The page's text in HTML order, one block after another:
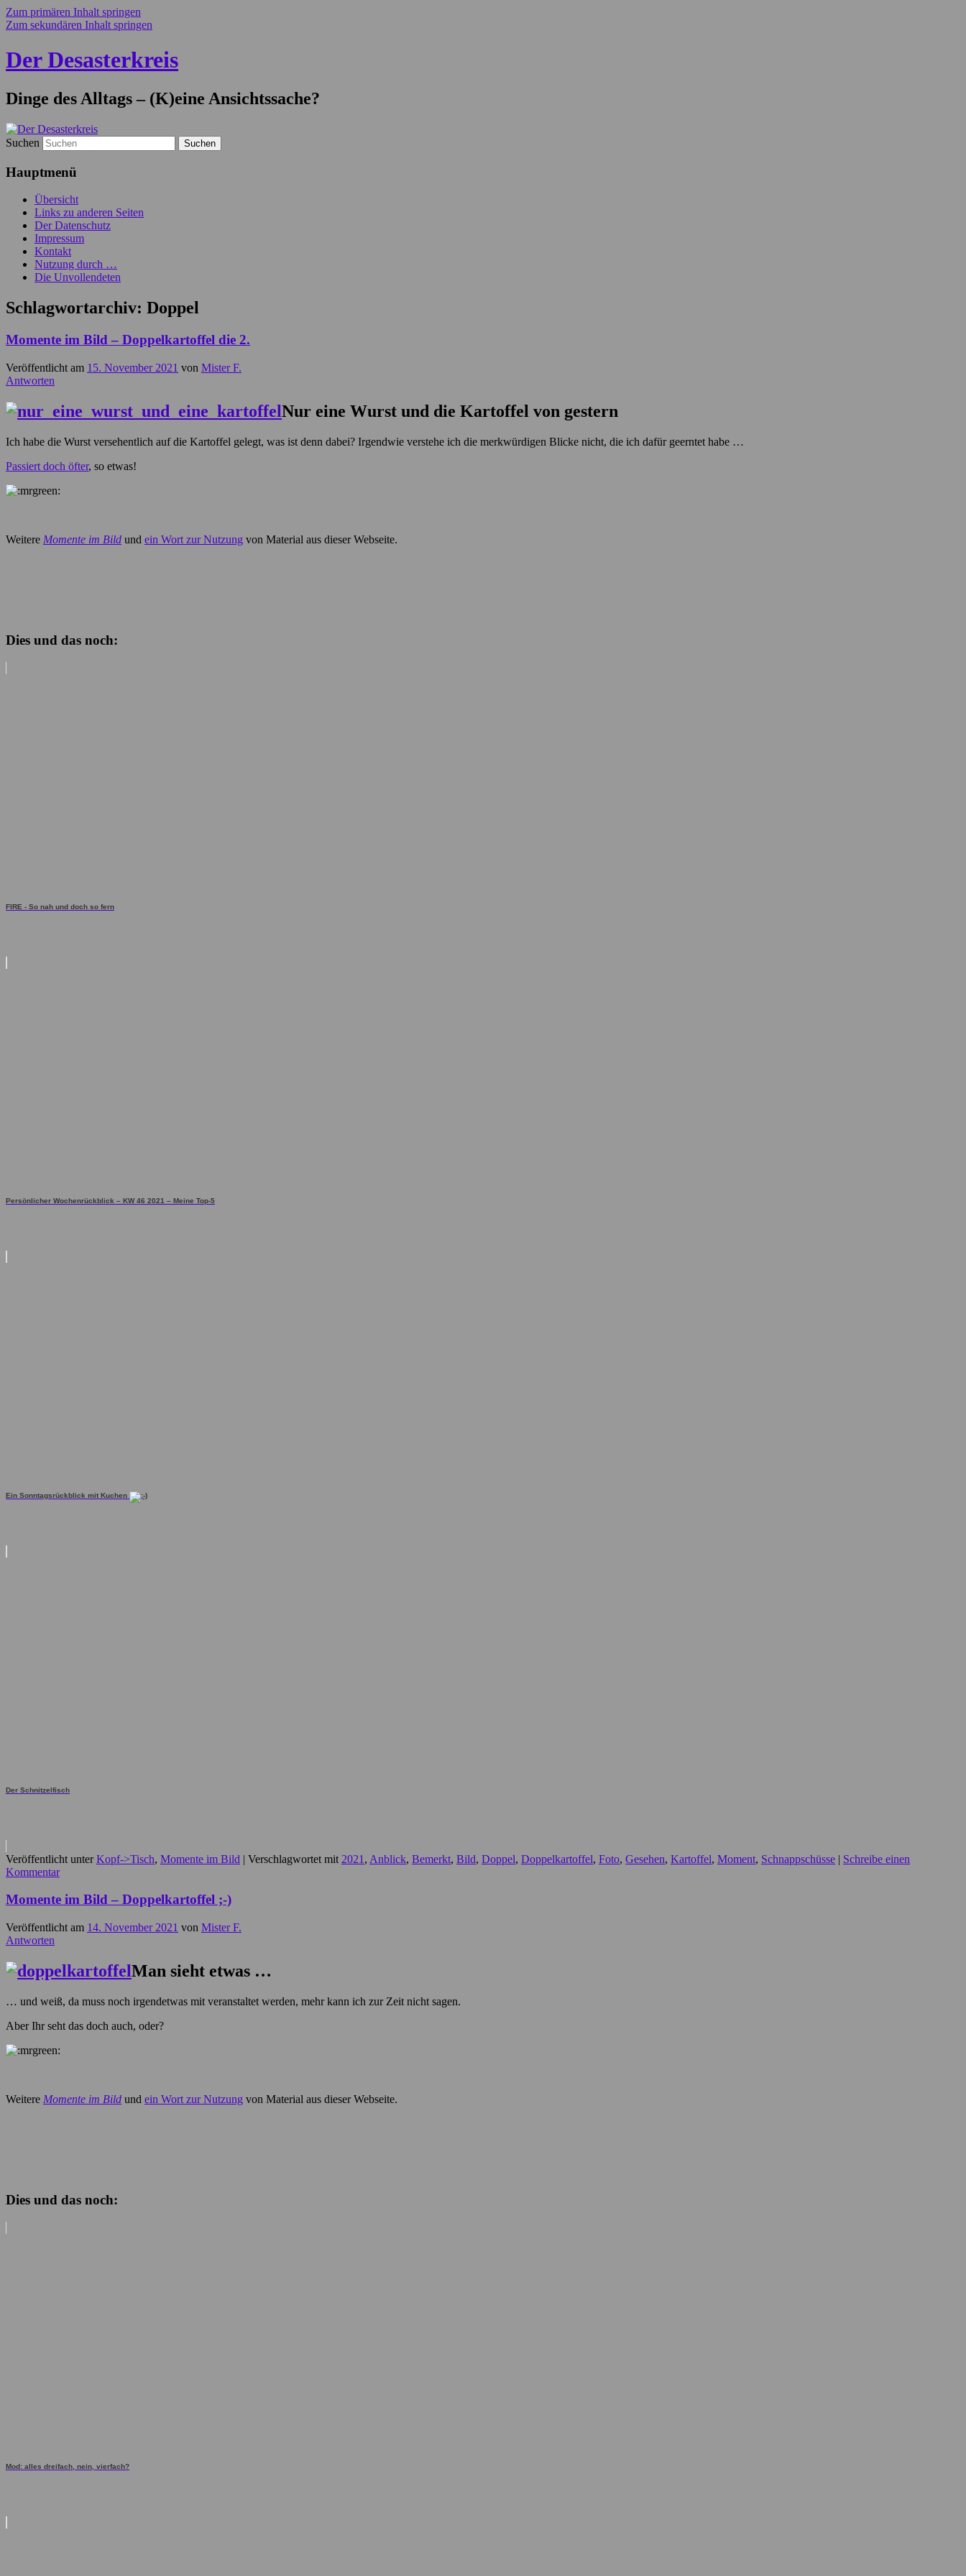
Zum primären Inhalt springen
Zum sekundären Inhalt springen
Der Desasterkreis
Dinge des Alltags – (K)eine Ansichtssache?
Suchen
Hauptmenü
Übersicht
Links zu anderen Seiten
Der Datenschutz
Impressum
Kontakt
Nutzung durch …
Die Unvollendeten
Schlagwortarchiv: Doppel
Momente im Bild – Doppelkartoffel die 2.
Veröffentlicht am 15. November 2021 von Mister F.
Antworten
Nur eine Wurst und die Kartoffel von gestern
Ich habe die Wurst versehentlich auf die Kartoffel gelegt, was ist denn dabei? Irgendwie verstehe ich die merkwürdigen Blicke nicht, die ich dafür geerntet habe …
Passiert doch öfter, so etwas!
Weitere Momente im Bild und ein Wort zur Nutzung von Material aus dieser Webseite.
Dies und das noch:
FIRE - So nah und doch so fern
Persönlicher Wochenrückblick – KW 46 2021 – Meine Top-5
Ein Sonntagsrückblick mit Kuchen
Der Schnitzelfisch
Veröffentlicht unter Kopf->Tisch, Momente im Bild | Verschlagwortet mit 2021 , Anblick, Bemerkt, Bild, Doppel, Doppelkartoffel, Foto, Gesehen, Kartoffel, Moment, Schnappschüsse | Schreibe einen
Kommentar
Momente im Bild – Doppelkartoffel ;-)
Veröffentlicht am 14. November 2021 von Mister F.
Antworten
Man sieht etwas …
… und weiß, da muss noch irgendetwas mit veranstaltet werden, mehr kann ich zur Zeit nicht sagen.
Aber Ihr seht das doch auch, oder?
Weitere Momente im Bild und ein Wort zur Nutzung von Material aus dieser Webseite.
Dies und das noch:
Mod: alles dreifach, nein, vierfach?